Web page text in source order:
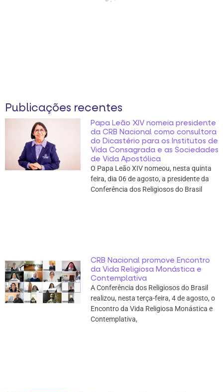
Publicações recentes
Papa Leão XIV nomeia presidente
da CRB Nacional como consultora
do Dicastério para os Institutos de
Vida Consagrada e as Sociedades
de Vida Apostólica
O Papa Leão XIV nomeou, nesta quinta
feira, dia 06 de agosto, a presidente da
Conferência dos Religiosos do Brasil
CRB Nacional promove Encontro
da Vida Religiosa Monástica e
Contemplativa
A Conferência dos Religiosos do Brasil
realizou, nesta terça-feira, 4 de agosto, o
Encontro da Vida Religiosa Monástica e
Contemplativa,